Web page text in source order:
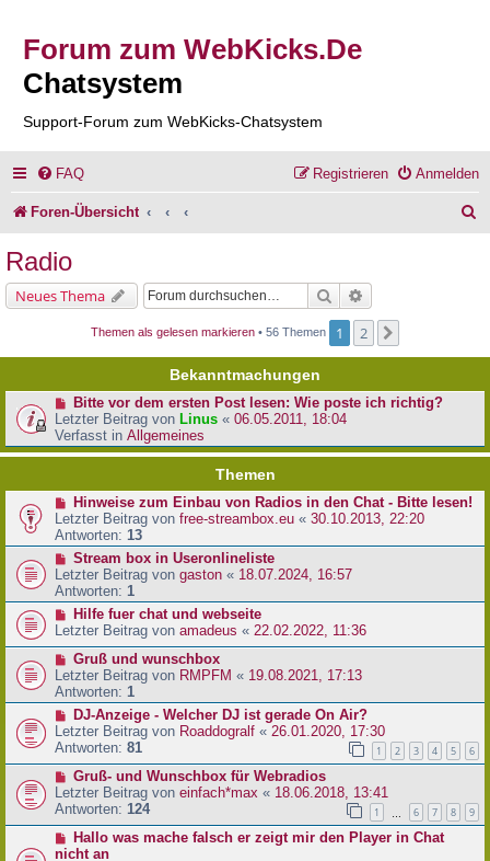
Forum zum WebKicks.De
Chatsystem
Support-Forum zum WebKicks-Chatsystem
FAQ Anmelden
Registrieren
Foren-Übersicht
Radio
Neues Thema Suche
Themen als gelesen markieren • 56 Themen 1 2
Bekanntmachungen
Bitte vor dem ersten Post lesen: Wie poste ich richtig?
Letzter Beitrag von Linus « 06.05.2011, 18:04
Verfasst in Allgemeines
Themen
Hinweise zum Einbau von Radios in den Chat - Bitte lesen!
Letzter Beitrag von free-streambox.eu « 30.10.2013, 22:20
Antworten: 13
Stream box in Useronlineliste
Letzter Beitrag von gaston « 18.07.2024, 16:57
Antworten: 1
Hilfe fuer chat und webseite
Letzter Beitrag von amadeus « 22.02.2022, 11:36
Gruß und wunschbox
Letzter Beitrag von RMPFM « 19.08.2021, 17:13
Antworten: 1
DJ-Anzeige - Welcher DJ ist gerade On Air?
Letzter Beitrag von Roaddogralf « 26.01.2020, 17:30
Antworten: 81 1 2 3 4 5 6
Gruß- und Wunschbox für Webradios
Letzter Beitrag von einfach*max « 18.06.2018, 13:41
Antworten: 124 1 6 7 8 9
Hallo was mache falsch er zeigt mir den Player in Chat
nicht an